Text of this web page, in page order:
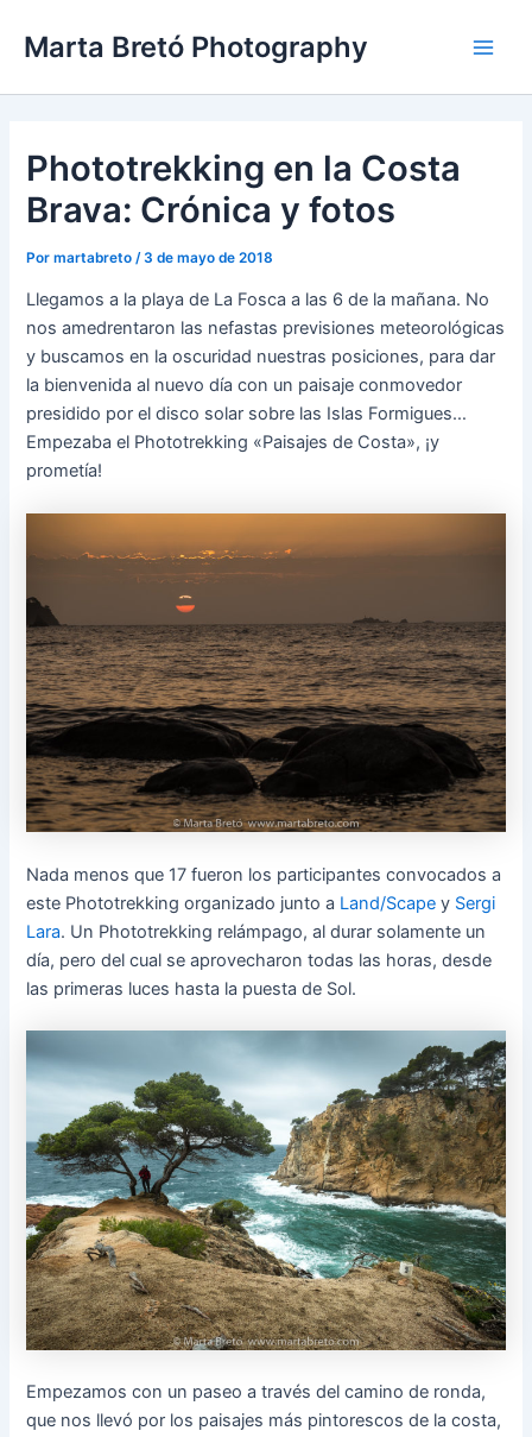
Marta Bretó Photography
Phototrekking en la Costa
Brava: Crónica y fotos
Pormartabreto /3 de mayo de 2018
Llegamos a la playa de La Fosca a las 6 de la mañana. No
nos amedrentaron las nefastas previsiones meteorológicas
y buscamos en la oscuridad nuestras posiciones, para dar
la bienvenida al nuevo día con un paisaje conmovedor
presidido por el disco solar sobre las Islas Formigues…
Empezaba el Phototrekking «Paisajes de Costa», ¡y
prometía!
Nada menos que 17 fueron los participantes convocados a
este Phototrekking organizado junto a Land/Scape y Sergi
Lara. Un Phototrekking relámpago, al durar solamente un
día, pero del cual se aprovecharon todas las horas, desde
las primeras luces hasta la puesta de Sol.
Empezamos con un paseo a través del camino de ronda,
que nos llevó por los paisajes más pintorescos de la costa,
de